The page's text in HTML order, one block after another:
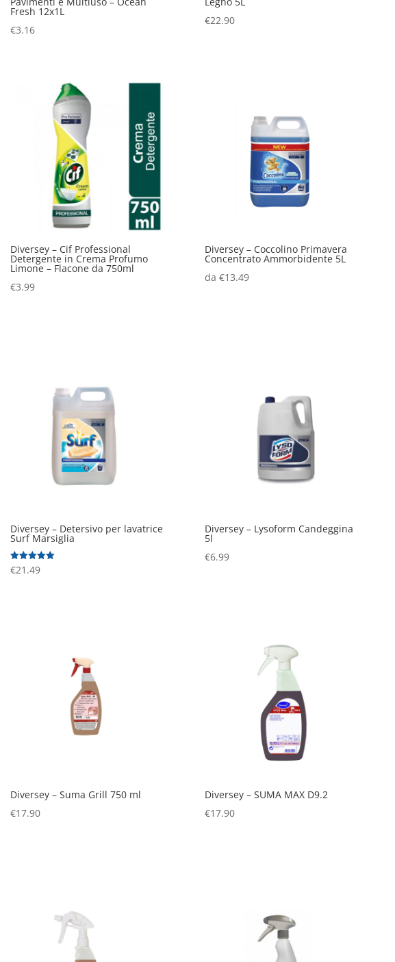
Fresh 12x1L
€3.16
€22.90
Diversey – Cif Professional
Detergente in Crema Profumo
Limone – Flacone da 750ml
€3.99
Diversey – Coccolino Primavera
Concentrato Ammorbidente 5L
da €13.49
Diversey – Detersivo per lavatrice
Surf Marsiglia
Valutato
5.00
€21.49
Diversey – Lysoform Candeggina
5l
€6.99
Diversey – Suma Grill 750 ml
€17.90
Diversey – SUMA MAX D9.2
€17.90